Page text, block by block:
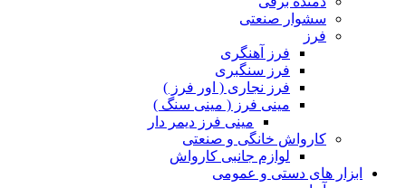
سشوار صنعتی
فرز
فرز آهنگری
فرز سنگبری
فرز نجاری ( اور فرز )
مینی فرز ( مینی سنگ )
مینی فرز دیمر دار
کارواش خانگی و صنعتی
لوازم جانبی کارواش
ابزار های دستی و عمومی